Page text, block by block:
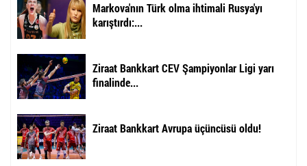
Markova'nın Türk olma ihtimali Rusya'yı
karıştırdı:...
Ziraat Bankkart CEV Şampiyonlar Ligi yarı
finalinde...
Ziraat Bankkart Avrupa üçüncüsü oldu!